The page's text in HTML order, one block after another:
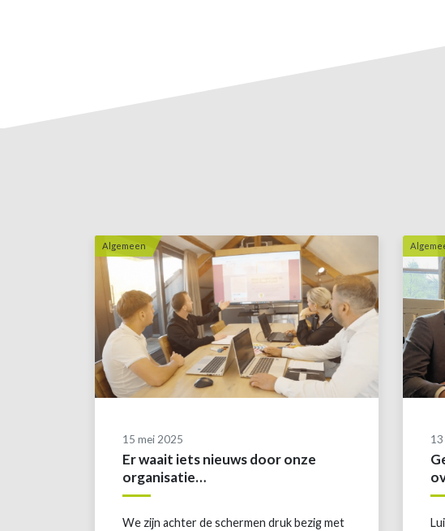
Algemeen
15 mei 2025
Er waait iets nieuws door onze
organisatie…
We zijn achter de schermen druk bezig met